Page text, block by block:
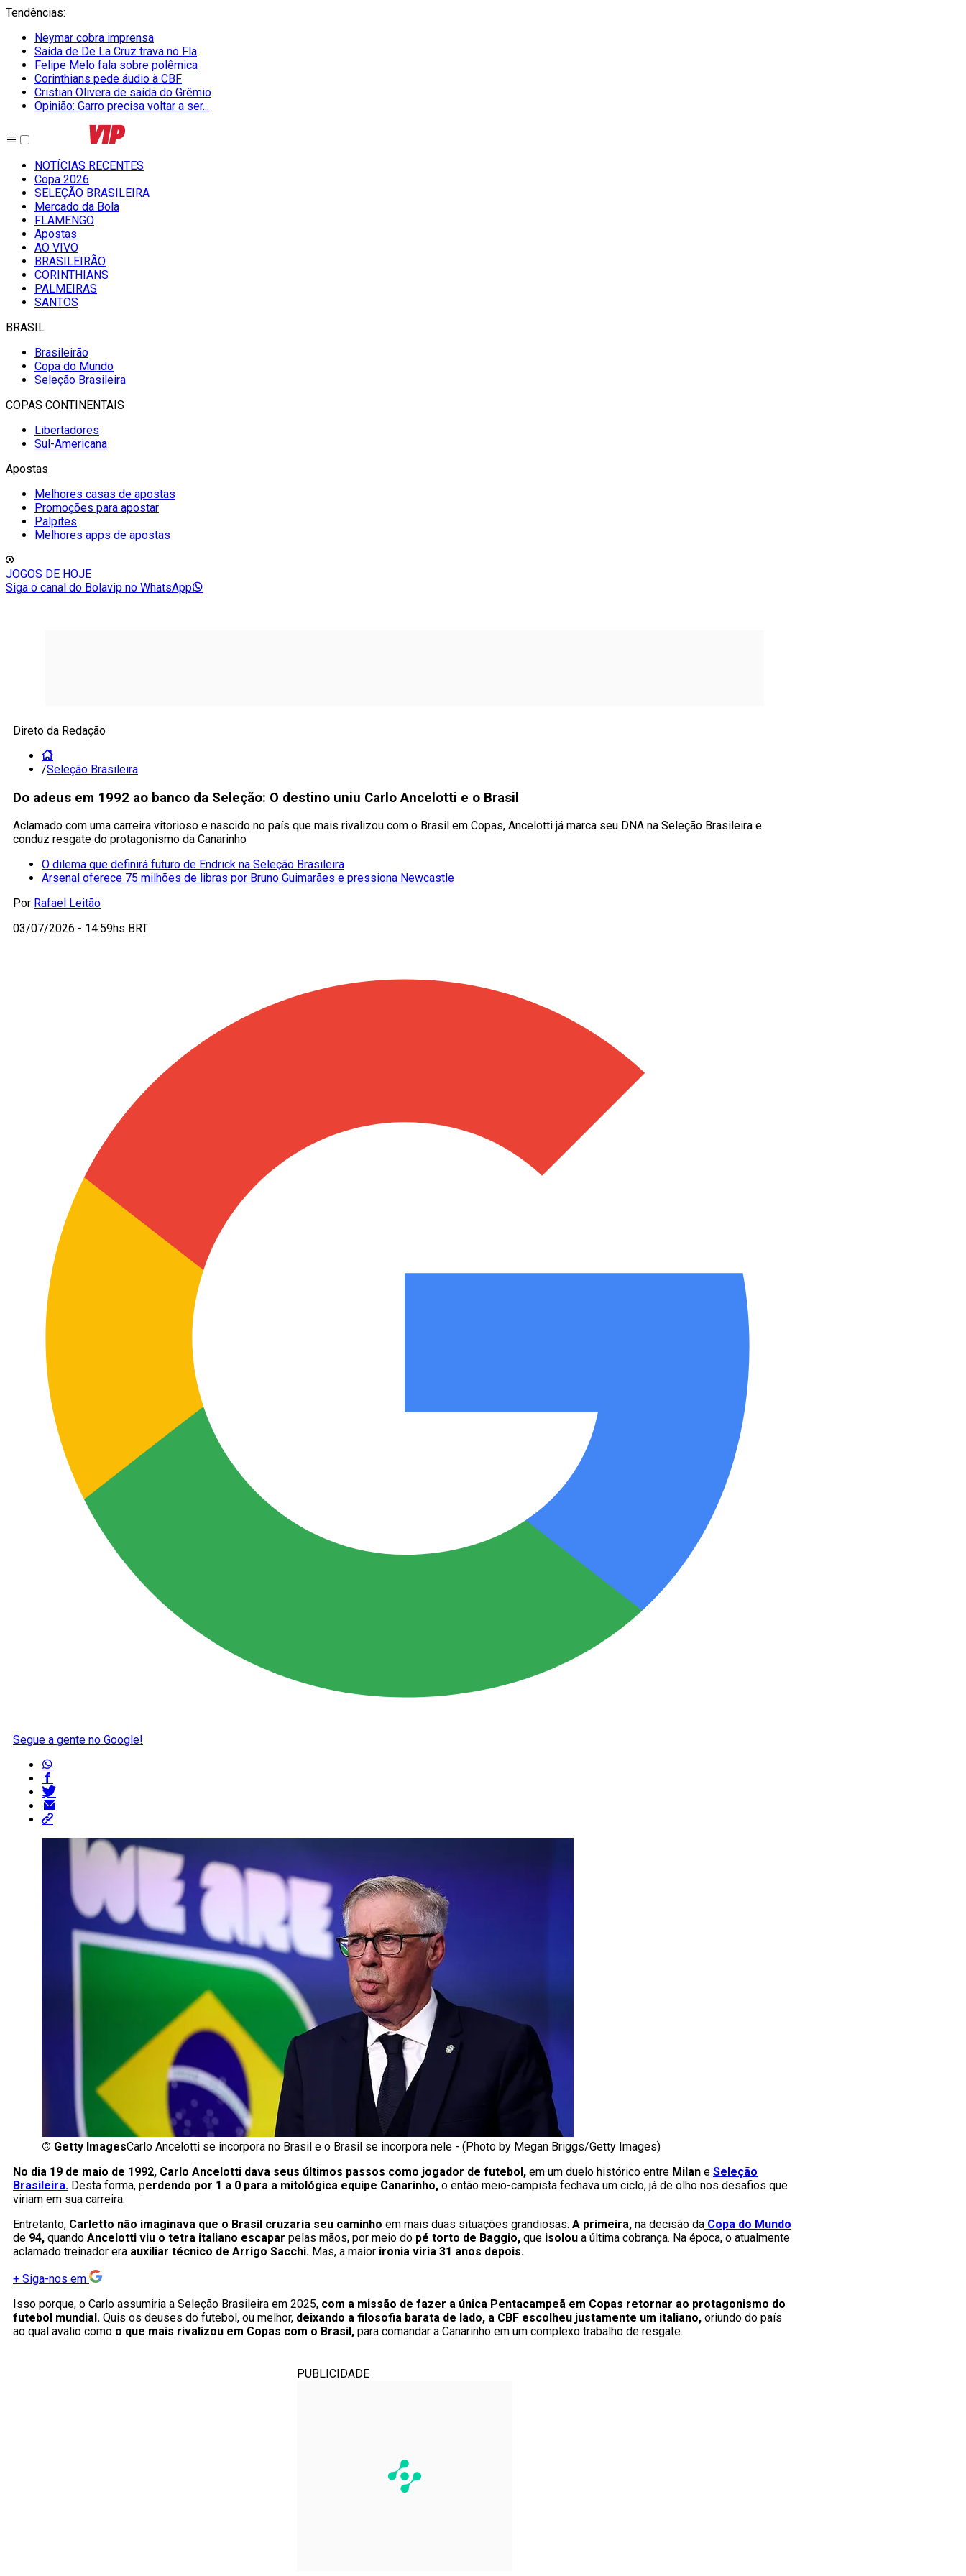
Tendências:
Neymar cobra imprensa
Saída de De La Cruz trava no Fla
Felipe Melo fala sobre polêmica
Corinthians pede áudio à CBF
Cristian Olivera de saída do Grêmio
Opinião: Garro precisa voltar a ser...
NOTÍCIAS RECENTES
Copa 2026
SELEÇÃO BRASILEIRA
Mercado da Bola
FLAMENGO
Apostas
AO VIVO
BRASILEIRÃO
CORINTHIANS
PALMEIRAS
SANTOS
BRASIL
Brasileirão
Copa do Mundo
Seleção Brasileira
COPAS CONTINENTAIS
Libertadores
Sul-Americana
Apostas
Melhores casas de apostas
Promoções para apostar
Palpites
Melhores apps de apostas
JOGOS DE HOJE
Siga o canal do Bolavip no WhatsApp
Direto da Redação
/Seleção Brasileira
Do adeus em 1992 ao banco da Seleção: O destino uniu Carlo Ancelotti e o Brasil
Aclamado com uma carreira vitorioso e nascido no país que mais rivalizou com o Brasil em Copas, Ancelotti já marca seu DNA na Seleção Brasileira e
conduz resgate do protagonismo da Canarinho
O dilema que definirá futuro de Endrick na Seleção Brasileira
Arsenal oferece 75 milhões de libras por Bruno Guimarães e pressiona Newcastle
Por Rafael Leitão
03/07/2026 - 14:59hs BRT
Segue a gente no Google!
© Getty ImagesCarlo Ancelotti se incorpora no Brasil e o Brasil se incorpora nele - (Photo by Megan Briggs/Getty Images)
No dia 19 de maio de 1992, Carlo Ancelotti dava seus últimos passos como jogador de futebol, em um duelo histórico entre Milan e Seleção
Brasileira. Desta forma, perdendo por 1 a 0 para a mitológica equipe Canarinho, o então meio-campista fechava um ciclo, já de olho nos desafios que
viriam em sua carreira.
Entretanto, Carletto não imaginava que o Brasil cruzaria seu caminho em mais duas situações grandiosas. A primeira, na decisão da Copa do Mundo
de 94, quando Ancelotti viu o tetra italiano escapar pelas mãos, por meio do pé torto de Baggio, que isolou a última cobrança. Na época, o atualmente
aclamado treinador era auxiliar técnico de Arrigo Sacchi. Mas, a maior ironia viria 31 anos depois.
+ Siga-nos em
Isso porque, o Carlo assumiria a Seleção Brasileira em 2025, com a missão de fazer a única Pentacampeã em Copas retornar ao protagonismo do
futebol mundial. Quis os deuses do futebol, ou melhor, deixando a filosofia barata de lado, a CBF escolheu justamente um italiano, oriundo do país
ao qual avalio como o que mais rivalizou em Copas com o Brasil, para comandar a Canarinho em um complexo trabalho de resgate.
PUBLICIDADE